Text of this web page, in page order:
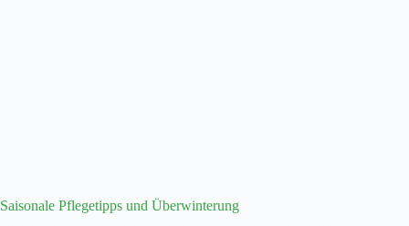
Saisonale Pflegetipps und Überwinterung